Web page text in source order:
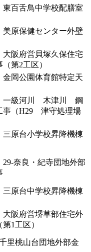
百舌鳥中学校配膳室
原保健センター外壁
阪府営貝塚久保住宅
第2工区）
岡公園体育館特定天
一級河川 木津川 鋼
事（H29 津守処理場
原台小学校昇降機棟
奈良・紀寺団地外部
原台中学校昇降機棟
阪府営堺草部住宅外
1工区）
里桃山台団地外部金